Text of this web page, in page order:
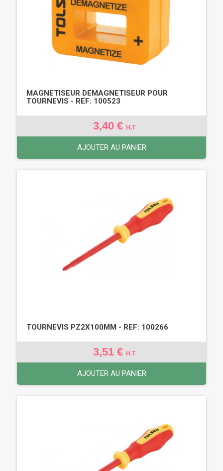
MAGNETISEUR DEMAGNETISEUR POUR
TOURNEVIS - REF: 100523
3,40 € H.T
AJOUTER AU PANIER
TOURNEVIS PZ2X100MM - REF: 100266
3,51 € H.T
AJOUTER AU PANIER